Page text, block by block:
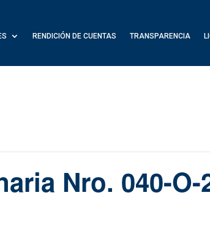
RENDICIÓN DE CUENTAS TRANSPARENCIA
Nro. 040-O-